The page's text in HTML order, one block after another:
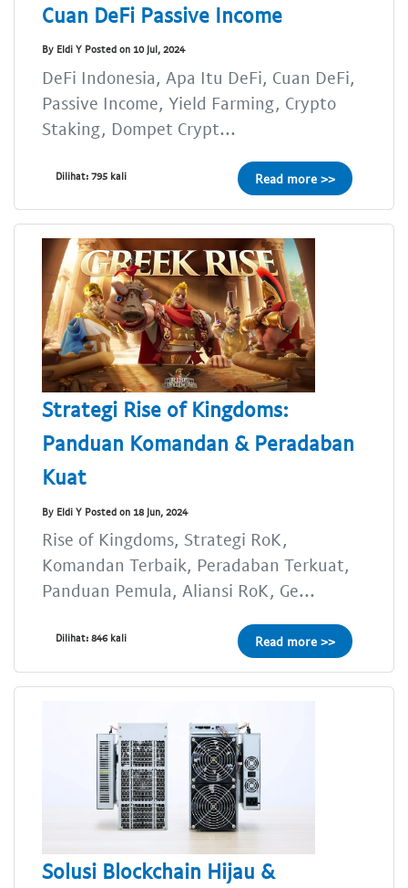
Cuan DeFi Passive Income
By Eldi Y Posted on 10 Jul, 2024
DeFi Indonesia, Apa Itu DeFi, Cuan DeFi,
Passive Income, Yield Farming, Crypto
Staking, Dompet Crypt...
Dilihat: 795 kali Read more >>
Strategi Rise of Kingdoms:
Panduan Komandan & Peradaban
Kuat
By Eldi Y Posted on 18 Jun, 2024
Rise of Kingdoms, Strategi RoK,
Komandan Terbaik, Peradaban Terkuat,
Panduan Pemula, Aliansi RoK, Ge...
Dilihat: 846 kali Read more >>
Solusi Blockchain Hijau &